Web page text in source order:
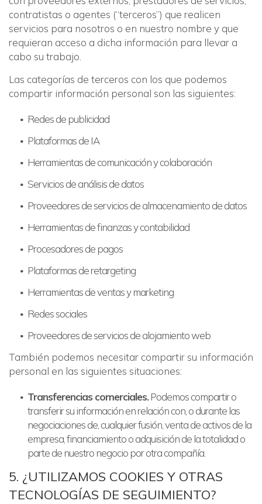
contratistas o agentes (“terceros”) que realicen
servicios para nosotros o en nuestro nombre y que
requieran acceso a dicha información para llevar a
cabo su trabajo.
Las categorías de terceros con los que podemos
compartir información personal son las siguientes:
Redes de publicidad
Plataformas de IA
Herramientas de comunicación y colaboración
Servicios de análisis de datos
Proveedores de servicios de almacenamiento de datos
Herramientas de finanzas y contabilidad
Procesadores de pagos
Plataformas de retargeting
Herramientas de ventas y marketing
Redes sociales
Proveedores de servicios de alojamiento web
También podemos necesitar compartir su información
personal en las siguientes situaciones:
Transferencias comerciales.Podemos compartir o
transferir su información en relación con, o durante las
negociaciones de, cualquier fusión, venta de activos de la
empresa, financiamiento o adquisición de la totalidad o
parte de nuestro negocio por otra compañía.
5. ¿UTILIZAMOS COOKIES Y OTRAS
TECNOLOGÍAS DE SEGUIMIENTO?